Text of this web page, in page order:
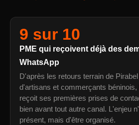
9 sur 10
PME qui reçoivent déjà des
WhatsApp
D'après les retours terrain de
d'artisans et commerçants béninois,
reçoit ses premières prises de
bien avant tout autre canal. L'enjeu
présent, mais d'être organisé.